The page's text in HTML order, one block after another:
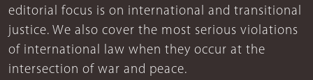
editorial focus is on international and transitional
justice. We also cover the most serious violations
of international law when they occur at the
intersection of war and peace.